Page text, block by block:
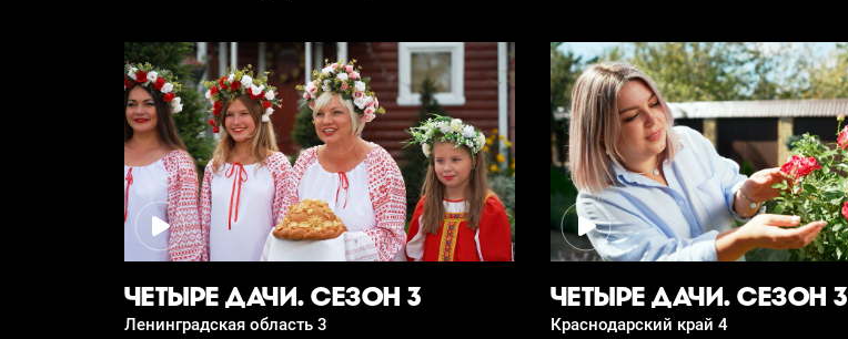
ЧЕТЫРЕ ДАЧИ. СЕЗОН 3
Ленинградская область 3
ЧЕТЫРЕ ДАЧИ. СЕЗОН 3
Краснодарский край 4